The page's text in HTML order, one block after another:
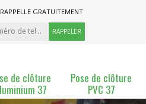
GRATUITEMENT
de clôture
37
Pose de clôture
PVC 37